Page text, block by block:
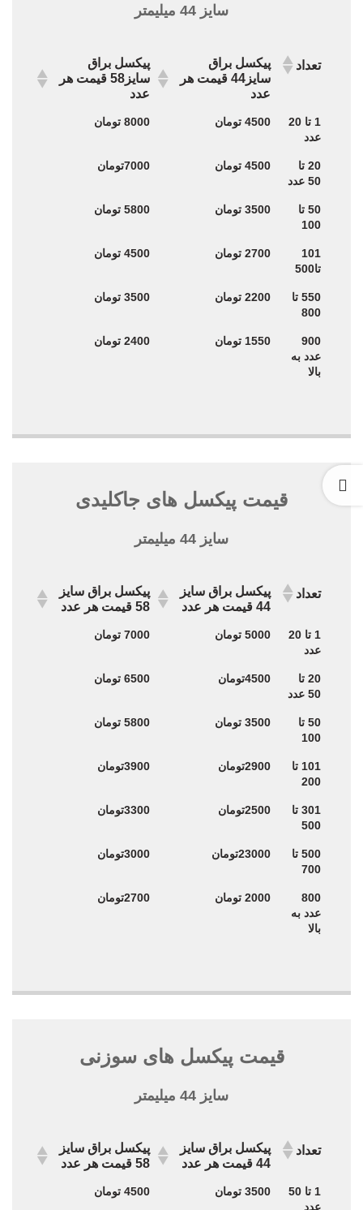
سایز 44 میلیمتر
تعداد
پیکسل براق
سایز44 قیمت هر
عدد
پیکسل براق
سایز58 قیمت هر
عدد
تعداد
پیکسل براق
سایز44 قیمت هر
پیکسل براق
سایز58 قیمت هر
1 تا 20
عدد
4500 تومان 8000 تومان
20 تا
50 عدد
4500 تومان 7000تومان
50 تا
100
3500 تومان 5800 تومان
101
تا500
2700 تومان 4500 تومان
550 تا
800
2200 تومان 3500 تومان
900
عدد به
بالا
1550 تومان 2400 تومان
قیمت پیکسل های جاکلیدی
سایز 44 میلیمتر
تعداد
پیکسل براق سایز
44 قیمت هر عدد
پیکسل براق سایز
58 قیمت هر عدد
تعداد
پیکسل براق سایز
پیکسل براق سایز
1 تا 20
عدد
5000 تومان 7000 تومان
20 تا
50 عدد
4500تومان 6500 تومان
50 تا
100
3500 تومان 5800 تومان
101 تا
200
2900تومان 3900تومان
301 تا
500
2500تومان 3300تومان
500 تا
700
23000تومان 3000تومان
800
عدد به
بالا
2000 تومان 2700تومان
قیمت پیکسل های سوزنی
سایز 44 میلیمتر
تعداد
پیکسل براق سایز
44 قیمت هر عدد
پیکسل براق سایز
58 قیمت هر عدد
تعداد
پیکسل براق سایز
پیکسل براق سایز
1 تا 50
عدد
3500 تومان 4500 تومان